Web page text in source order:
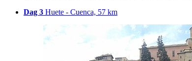
Dag 3 Huete - Cuenca, 57 km